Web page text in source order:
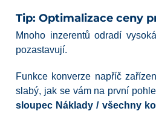
Tip: Optimalizace ceny
Mnoho inzerentů odradí
pozastavují.
Funkce konverze napříč
slabý, jak se vám na první
sloupec Náklady / všechny